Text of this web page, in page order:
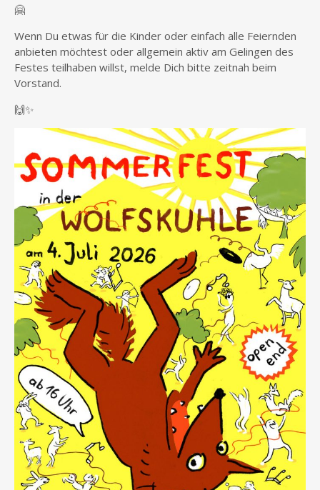
🤗
Wenn Du etwas für die Kinder oder einfach alle Feiernden
anbieten möchtest oder allgemein aktiv am Gelingen des
Festes teilhaben willst, melde Dich bitte zeitnah beim
Vorstand.
🙌✨